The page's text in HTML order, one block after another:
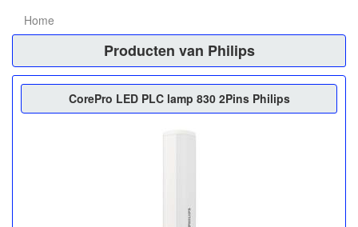
Home
Producten van Philips
CorePro LED PLC lamp 830 2Pins Philips